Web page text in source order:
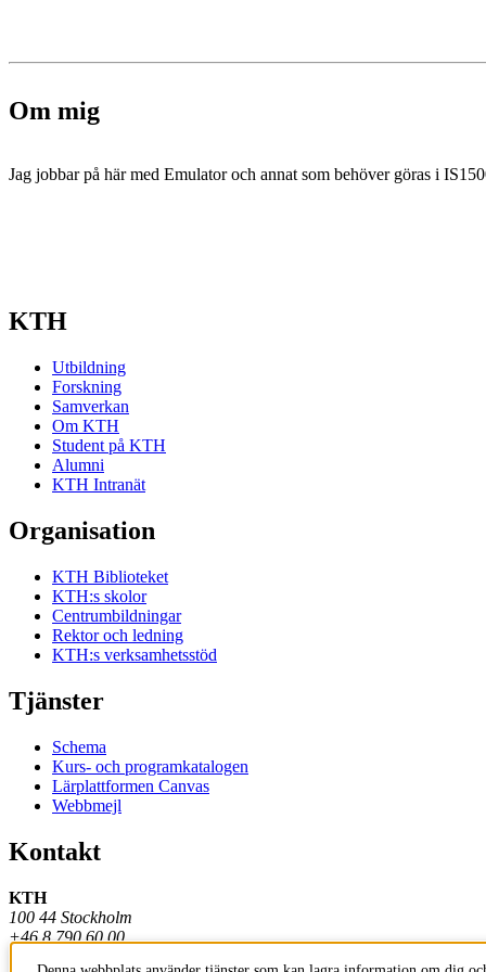
Om mig
Jag jobbar på här med Emulator och annat som behöver göras i
KTH
Utbildning
Forskning
Samverkan
Om KTH
Student på KTH
Alumni
KTH Intranät
Organisation
KTH Biblioteket
KTH:s skolor
Centrumbildningar
Rektor och ledning
KTH:s verksamhetsstöd
Tjänster
Schema
Kurs- och programkatalogen
Lärplattformen Canvas
Webbmejl
Kontakt
KTH
100 44 Stockholm
+46 8 790 60 00